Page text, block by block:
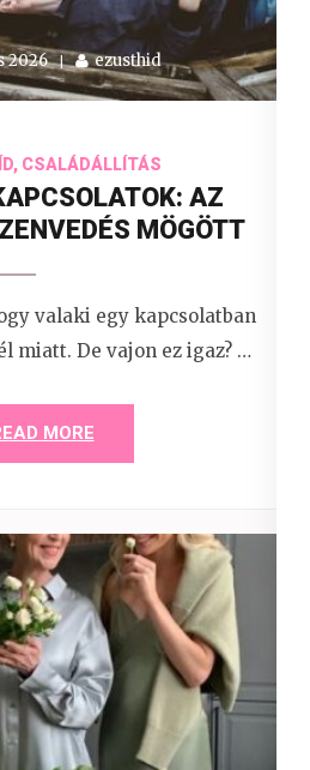
2026 ezusthid
CSALÁDÁLLÍTÁS
AZ
MÖGÖTT
valaki egy kapcsolatban
miatt. De vajon ez igaz? …
MORE